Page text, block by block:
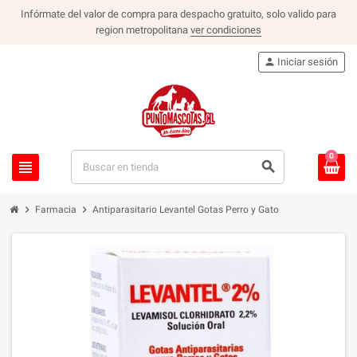
Infórmate del valor de compra para despacho gratuito, solo valido para
region metropolitana ver condiciones
view_headline search
person Iniciar sesión
0
chevron_right Farmacia chevron_right Antiparasitario Levantel Gotas Perro y Gato